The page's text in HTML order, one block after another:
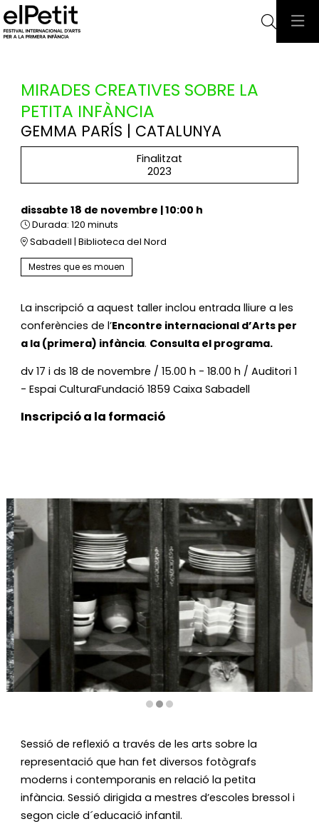
Cerca
MIRADES CREATIVES SOBRE LA
PETITA INFÀNCIA
GEMMA PARÍS | CATALUNYA
Finalitzat
2023
dissabte 18 de novembre |10:00 h
Durada: 120 minuts
Sabadell | Biblioteca del Nord
Mestres que es mouen
La inscripció a aquest taller inclou entrada lliure a les
conferències de l’Encontre internacional d’Arts per
a la (primera) infància. Consulta el programa.
dv 17 i ds 18 de novembre / 15.00 h - 18.00 h / Auditori 1
- Espai CulturaFundació 1859 Caixa Sabadell
Inscripció a la formació
Sessió de reflexió a través de les arts sobre la
representació que han fet diversos fotògrafs
moderns i contemporanis en relació la petita
infància. Sessió dirigida a mestres d’escoles bressol i
segon cicle d´educació infantil.